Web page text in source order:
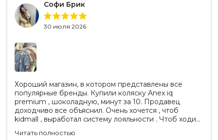
Софи Брик
30 июля 2026
Хороший магазин, в котором представлены все
популярные бренды. Купили коляску Anex iq
premium , шоколадную, минут за 10. Продавец
доходчиво все объяснил. Очень хочется , чтоб
kidmall , выработал систему лояльности . Чтоб ходить
Читать полностью